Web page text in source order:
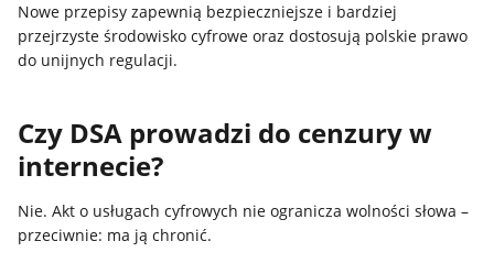
Nowe przepisy zapewnią bezpieczniejsze i bardziej
przejrzyste środowisko cyfrowe oraz dostosują polskie prawo
do unijnych regulacji.
Czy DSA prowadzi do cenzury w
internecie?
Nie. Akt o usługach cyfrowych nie ogranicza wolności słowa –
przeciwnie: ma ją chronić.